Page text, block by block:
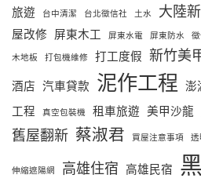
旅遊
台中清潔 台北徵信社 土水 大陸
屋改修 屏東木工 屏東水電 屏東防水
木地板
打包機維修 打工度假 新竹美
酒店 汽車貸款 泥作工程 澎
工程
真空包裝機 租車旅遊 美甲沙龍
舊屋翻新 蔡淑君 買屋注意事項 透
伸縮遮陽網 高雄住宿 高雄民宿